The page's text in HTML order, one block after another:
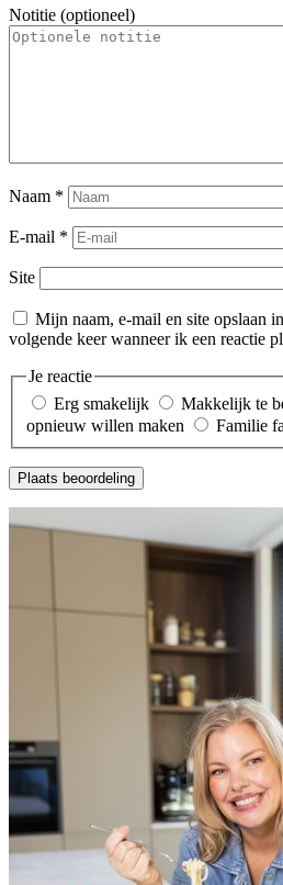
Notitie (optioneel)
Naam *
E-mail *
Site
Mijn naam, e-mail en site opslaan
volgende keer wanneer ik een reactie
Je reactie
Erg smakelijk
Makkelijk te
opnieuw willen maken
Familie
Plaats beoordeling